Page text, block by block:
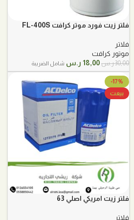
فلتر زيت فورد موتر كرافت FL-400S
فلاتر
موتور كرافت
30,00ر.س السعر
الأصلي
30,00 ر.س.
18,00 ر.س السعر
الحالي
هو:
18,00 ر.س.
شامل الضريبة
-17%
بيعت
فلتر زيت امريكي اصلي 63
فلاتر